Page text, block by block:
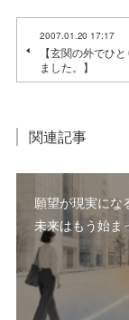
2007.01.20 17:17
【玄関の外でひ
ました。】
関連記事
願望が現実にな
未来はもう始ま